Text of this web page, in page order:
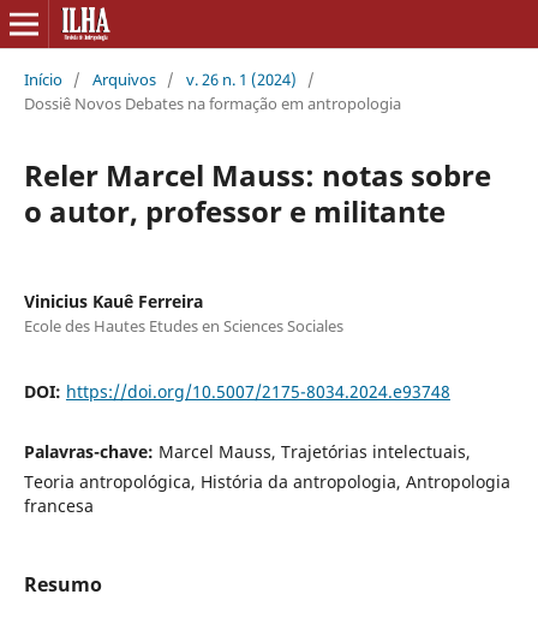
Início / Arquivos / v. 26 n. 1 (2024)
/
Dossiê Novos Debates na formação em antropologia
Reler Marcel Mauss: notas sobre
o autor, professor e militante
Vinicius Kauê Ferreira
Ecole des Hautes Etudes en Sciences Sociales
DOI: https://doi.org/10.5007/2175-8034.2024.e93748
Palavras-chave: Marcel Mauss, Trajetórias intelectuais,
Teoria antropológica, História da antropologia, Antropologia
francesa
Resumo